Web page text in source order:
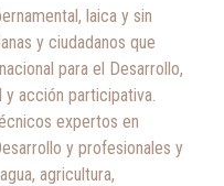
laica y sin
y ciudadanos que
para el Desarrollo,
acción participativa.
expertos en
y profesionales y
agricultura,